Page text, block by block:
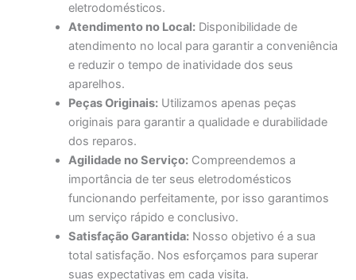
eletrodomésticos.
Atendimento no Local: Disponibilidade de
atendimento no local para garantir a conveniência
e reduzir o tempo de inatividade dos seus
aparelhos.
Peças Originais: Utilizamos apenas peças
originais para garantir a qualidade e durabilidade
dos reparos.
Agilidade no Serviço: Compreendemos a
importância de ter seus eletrodomésticos
funcionando perfeitamente, por isso garantimos
um serviço rápido e conclusivo.
Satisfação Garantida: Nosso objetivo é a sua
total satisfação. Nos esforçamos para superar
suas expectativas em cada visita.